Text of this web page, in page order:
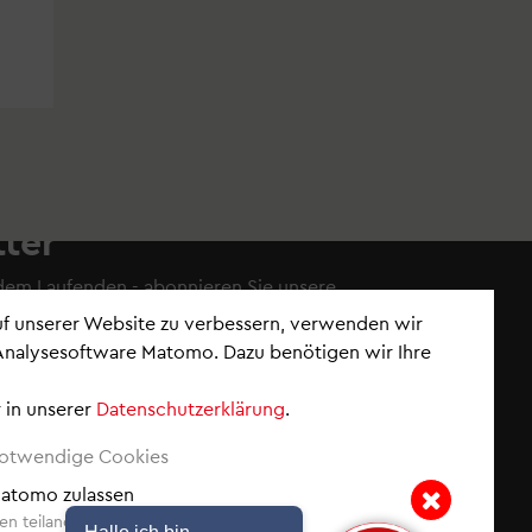
unserer Website zu verbessern, verwenden wir
Matomo. Dazu benötigen wir Ihre
in unserer Datenschutzerklärung.
Cookies
zulassen
teilanonymisiert erfasst.
Laufenden - abonnieren Sieunsere
(News der Woche)